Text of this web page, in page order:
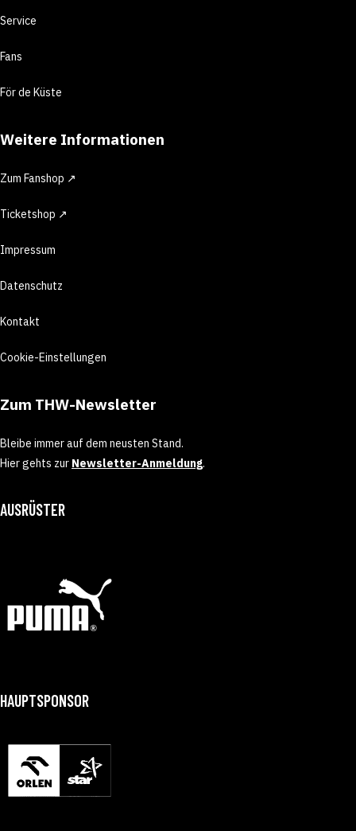
Service
Fans
För de Küste
Weitere Informationen
Zum Fanshop ↗
Ticketshop ↗
Impressum
Datenschutz
Kontakt
Cookie-Einstellungen
Zum THW-Newsletter
Bleibe immer auf dem neusten Stand.
Hier gehts zur Newsletter-Anmeldung.
AUSRÜSTER
HAUPTSPONSOR